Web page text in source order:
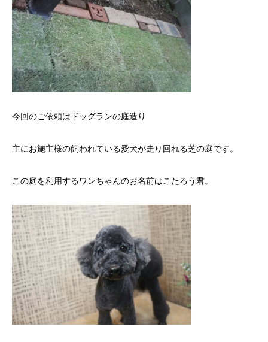
今回のご依頼はドッグランの庭造り
主にお施主様の飼われている愛犬が走り回れる芝の庭です。
この庭を利用するワンちゃんのお名前はこたろう君。